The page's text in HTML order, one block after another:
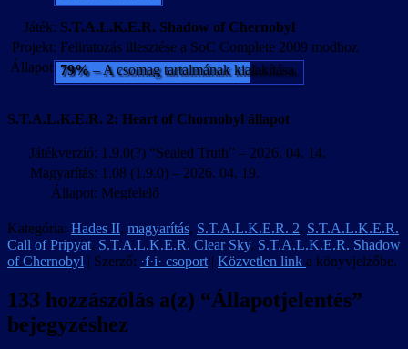
Játék: S.T.A.L.K.E.R. Shadow of Chernobyl
Projekt: Feliratozás illesztése a SoC Complete 2009 modhoz
Állapot: 79%– A csomag tartalmának kialakítása.
S.T.A.L.K.E.R. 2: Heart of Chornobyl állapot
Játékverzió: 1.9.0(?) “Sealed Truth” – 2026. 04. 14.
Magyarítás: 1.08 (1.9.0) – 2026. 04. 19.
Állapot: Megfelelő
Kategória: Hades II, magyarítás, S.T.A.L.K.E.R. 2, S.T.A.L.K.E.R.
Call of Pripyat, S.T.A.L.K.E.R. Clear Sky, S.T.A.L.K.E.R. Shadow
of Chernobyl | Szerző: ·f·i· csoport | Közvetlen link a könyvjelzőbe.
133 hozzászólás a(z) “Állapotjelentés”
bejegyzéshez